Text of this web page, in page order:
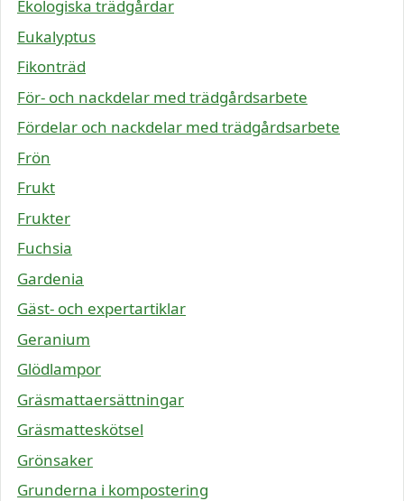
Ekologiska trädgårdar
Eukalyptus
Fikonträd
För- och nackdelar med trädgårdsarbete
Fördelar och nackdelar med trädgårdsarbete
Frön
Frukt
Frukter
Fuchsia
Gardenia
Gäst- och expertartiklar
Geranium
Glödlampor
Gräsmattaersättningar
Gräsmatteskötsel
Grönsaker
Grunderna i kompostering